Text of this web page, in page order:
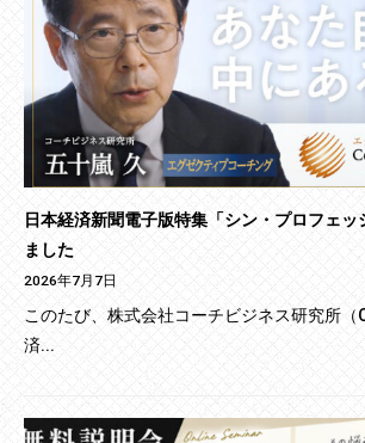
日本経済新聞電子版特集「シン・プロフェ
ました
2026年7月7日
このたび、株式会社コーチビジネス研究所（
済...